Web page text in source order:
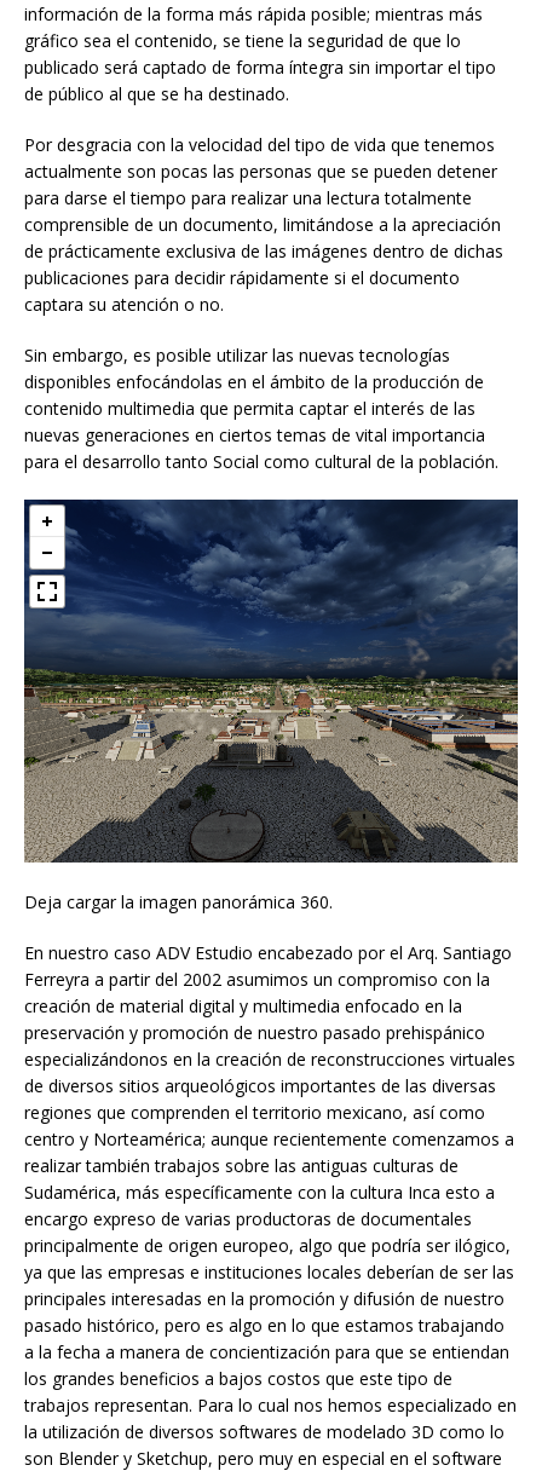
información de la forma más rápida posible; mientras más
gráfico sea el contenido, se tiene la seguridad de que lo
publicado será captado de forma íntegra sin importar el tipo
de público al que se ha destinado.
Por desgracia con la velocidad del tipo de vida que tenemos
actualmente son pocas las personas que se pueden detener
para darse el tiempo para realizar una lectura totalmente
comprensible de un documento, limitándose a la apreciación
de prácticamente exclusiva de las imágenes dentro de dichas
publicaciones para decidir rápidamente si el documento
captara su atención o no.
Sin embargo, es posible utilizar las nuevas tecnologías
disponibles enfocándolas en el ámbito de la producción de
contenido multimedia que permita captar el interés de las
nuevas generaciones en ciertos temas de vital importancia
para el desarrollo tanto Social como cultural de la población.
Deja cargar la imagen panorámica 360.
En nuestro caso ADV Estudio encabezado por el Arq. Santiago
Ferreyra a partir del 2002 asumimos un compromiso con la
creación de material digital y multimedia enfocado en la
preservación y promoción de nuestro pasado prehispánico
especializándonos en la creación de reconstrucciones virtuales
de diversos sitios arqueológicos importantes de las diversas
regiones que comprenden el territorio mexicano, así como
centro y Norteamérica; aunque recientemente comenzamos a
realizar también trabajos sobre las antiguas culturas de
Sudamérica, más específicamente con la cultura Inca esto a
encargo expreso de varias productoras de documentales
principalmente de origen europeo, algo que podría ser ilógico,
ya que las empresas e instituciones locales deberían de ser las
principales interesadas en la promoción y difusión de nuestro
pasado histórico, pero es algo en lo que estamos trabajando
a la fecha a manera de concientización para que se entiendan
los grandes beneficios a bajos costos que este tipo de
trabajos representan. Para lo cual nos hemos especializado en
la utilización de diversos softwares de modelado 3D como lo
son Blender y Sketchup, pero muy en especial en el software